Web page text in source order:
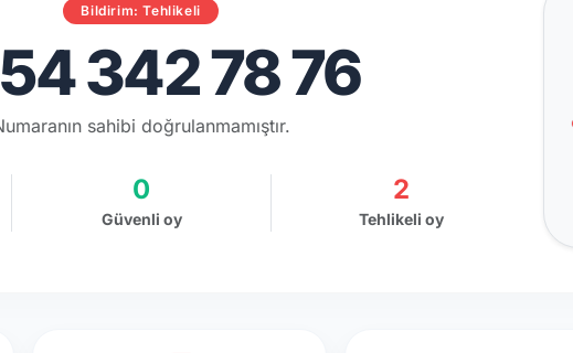
Bildirim: Tehlikeli
342 78 76
sahibi doğrulanmamıştır.
0
Güvenli oy
2
Tehlikeli oy